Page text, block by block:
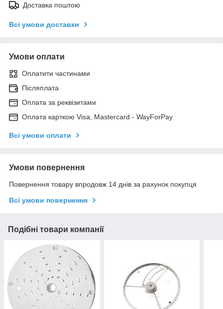
Доставка поштою
Всі умови доставки
Умови оплати
Оплатити частинами
Післяплата
Оплата за реквізитами
Оплата карткою Visa, Mastercard - WayForPay
Всі умови оплати
Умови повернення
Повернення товару впродовж 14 днів за рахунок покупця
Всі умови повернення
Подібні товари компанії